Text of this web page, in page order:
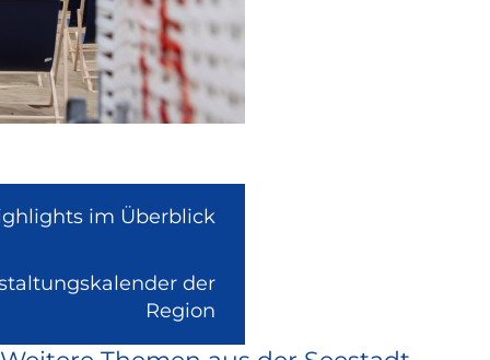
im Überblick
der
Region